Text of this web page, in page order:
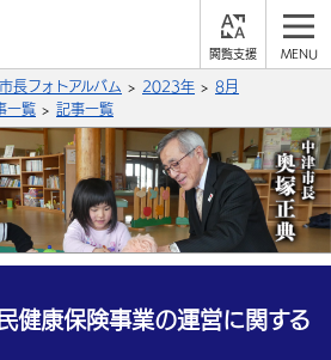
支
背景色
青 白
文字の大きさ
標準 縮小
YouTube
市長フォトアルバム 2023年
8月
一覧 記事一覧
健康保険事業の運営に関する